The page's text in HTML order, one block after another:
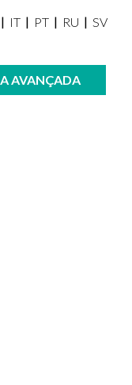
IT PT RU SV
AVANÇADA